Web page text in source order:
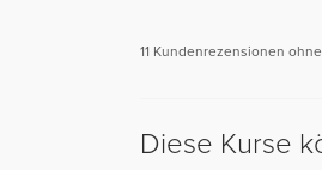
11 Kundenrezensionen
Diese Kurse